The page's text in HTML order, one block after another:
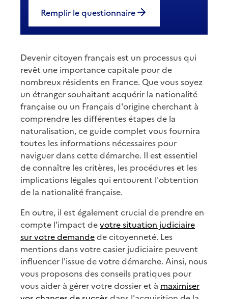
Remplir le questionnaire
Devenir citoyen français est un processus qui
revêt une importance capitale pour de
nombreux résidents en France. Que vous soyez
un étranger souhaitant acquérir la nationalité
française ou un Français d'origine cherchant à
comprendre les différentes étapes de la
naturalisation, ce guide complet vous fournira
toutes les informations nécessaires pour
naviguer dans cette démarche. Il est essentiel
de connaître les critères, les procédures et les
implications légales qui entourent l'obtention
de la nationalité française.
En outre, il est également crucial de prendre en
compte l'impact devotre situation judiciaire
sur votre demandede citoyenneté. Les
mentions dans votre casier judiciaire peuvent
influencer l'issue de votre démarche. Ainsi, nous
vous proposons des conseils pratiques pour
vous aider à gérer votre dossier et à maximiser